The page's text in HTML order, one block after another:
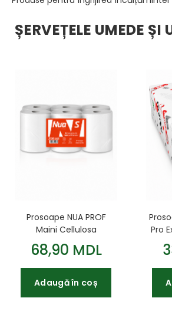
ȘERVEȚELE UMEDE ȘI
Prosoape NUA PROF
Maini Cellulosa
Premium cu derulare
cent 2 pliuri 500foi
125m 1/6
68,90 MDL
Adaugă în coș
Pro